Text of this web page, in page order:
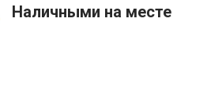
Наличными на месте